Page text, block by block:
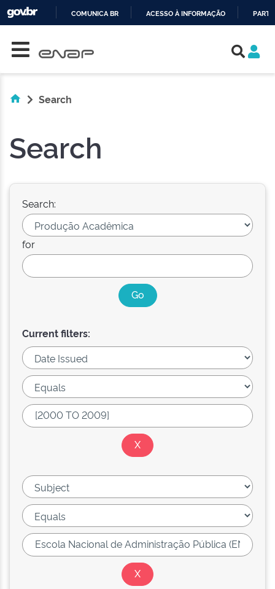
COMUNICA BR ACESSO À INFORMAÇÃO
Search
Search
Search:
for
Current filters: